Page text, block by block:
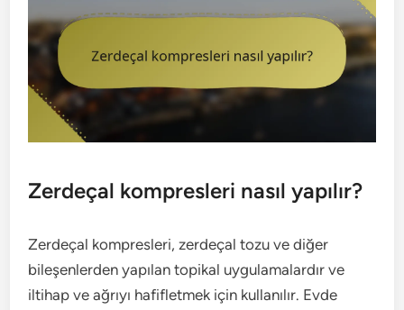
Zerdeçal kompresleri nasıl yapılır?
Zerdeçal kompresleri, zerdeçal tozu ve diğer
bileşenlerden yapılan topikal uygulamalardır ve
iltihap ve ağrıyı hafifletmek için kullanılır. Evde